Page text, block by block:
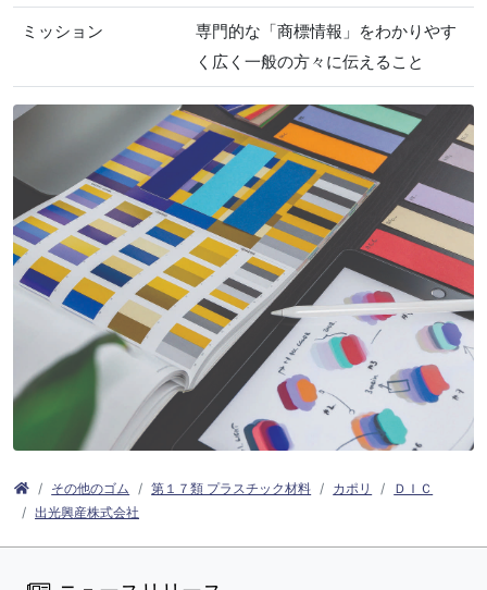
ミッション
専門的な「商標情報」をわかりやす
く広く一般の方々に伝えること
その他のゴム 第１７類 プラスチック材料 カポリ
ＤＩＣ
出光興産株式会社